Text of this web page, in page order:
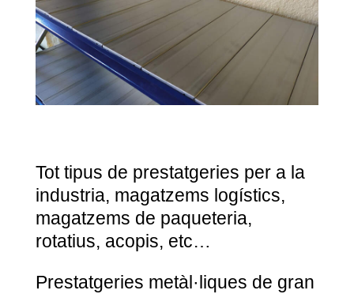
Tot tipus de prestatgeries per a la
industria, magatzems logístics,
magatzems de paqueteria,
rotatius, acopis, etc…
Prestatgeries metàl·liques de gran